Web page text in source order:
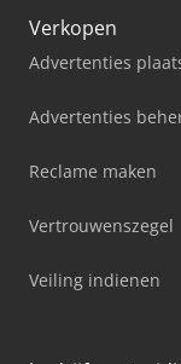
Verkopen
Advertenties
Advertenties
Reclame maken
Vertrouwenszegel
Veiling indienen